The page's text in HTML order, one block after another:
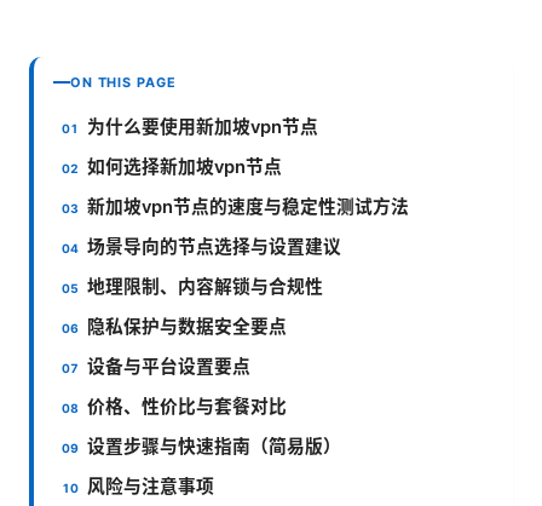
ON THIS PAGE
为什么要使用新加坡vpn节点
如何选择新加坡vpn节点
新加坡vpn节点的速度与稳定性测试方法
场景导向的节点选择与设置建议
地理限制、内容解锁与合规性
隐私保护与数据安全要点
设备与平台设置要点
价格、性价比与套餐对比
设置步骤与快速指南（简易版）
风险与注意事项